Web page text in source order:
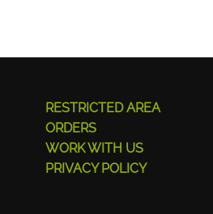
RESTRICTED AREA
ORDERS
WORK WITH US
PRIVACY POLICY